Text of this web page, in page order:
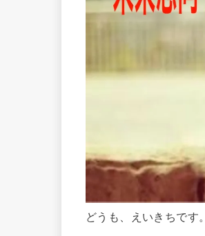
どうも、えいきちです。